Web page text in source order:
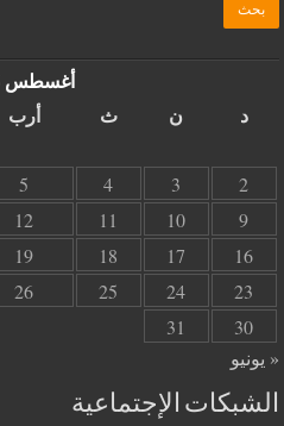
أغسطس 2026
د
ن ث أرب
2
3
4
5
9
10
11
12
16
17
18
19
23
24
25
26
30
31
« يونيو
الشبكات الإجتماعية